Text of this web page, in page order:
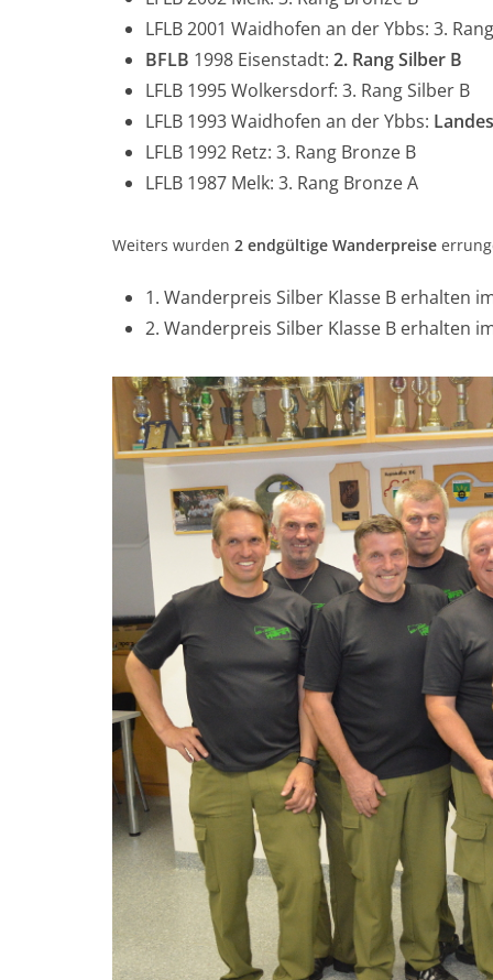
LFLB 2001 Waidhofen an der Ybbs: 3.
BFLB 1998 Eisenstadt: 2. Rang Silber B
LFLB 1995 Wolkersdorf: 3. Rang Silber B
LFLB 1993 Waidhofen an der Ybbs:
LFLB 1992 Retz: 3. Rang Bronze B
LFLB 1987 Melk: 3. Rang Bronze A
Weiters wurden 2 endgültige Wanderpreise
1. Wanderpreis Silber Klasse B erhalten
2. Wanderpreis Silber Klasse B erhalten